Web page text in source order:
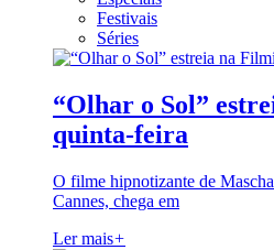
Festivais
Séries
“Olhar o Sol”
quinta-feira
O filme hipnotizante de
Cannes, chega em
Ler mais+